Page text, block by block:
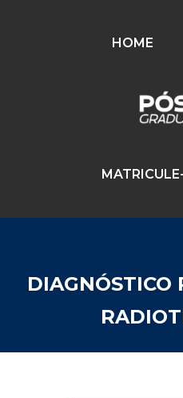
HOME
DIAGNÓSTICO